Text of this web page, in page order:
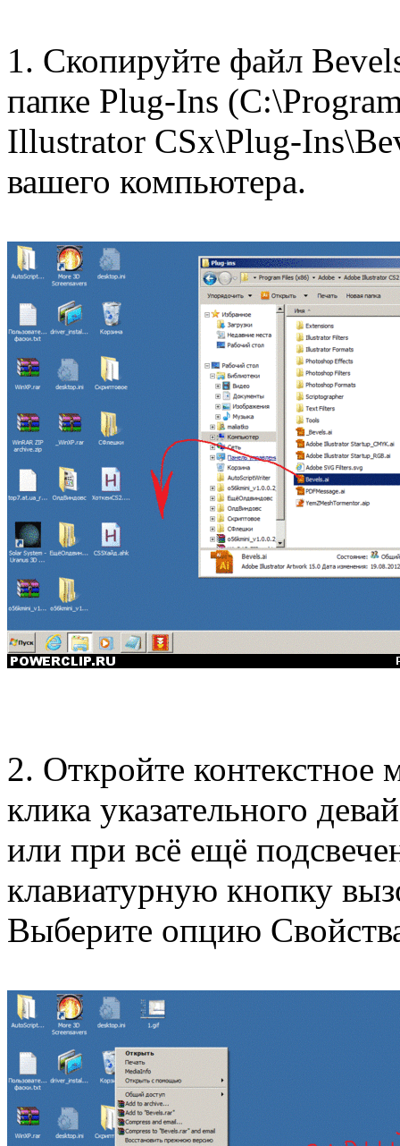
1. Скопируйте файл
папке Plug-Ins
Illustrator CSx\Plug-
вашего компьютера.
2. Откройте
клика указательного
или при всё ещё
клавиатурную кнопку
Выберите опцию